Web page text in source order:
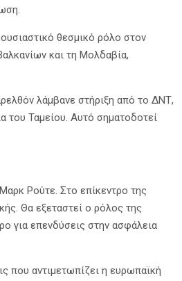
θεσμικό ρόλο στον
και τη Μολδαβία,
λάμβανε στήριξη από το ΔΝΤ,
του Ταμείου. Αυτό σηματοδοτεί
Ρούτε. Στο επίκεντρο της
Θα εξεταστεί ο ρόλος της
για επενδύσεις στην ασφάλεια
που αντιμετωπίζει η ευρωπαϊκή